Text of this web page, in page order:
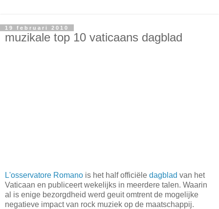
19 februari 2010
muzikale top 10 vaticaans dagblad
L'osservatore Romano is het half officiële dagblad van het
Vaticaan en publiceert wekelijks in meerdere talen. Waarin
al is enige bezorgdheid werd geuit omtrent de mogelijke
negatieve impact van rock muziek op de maatschappij.